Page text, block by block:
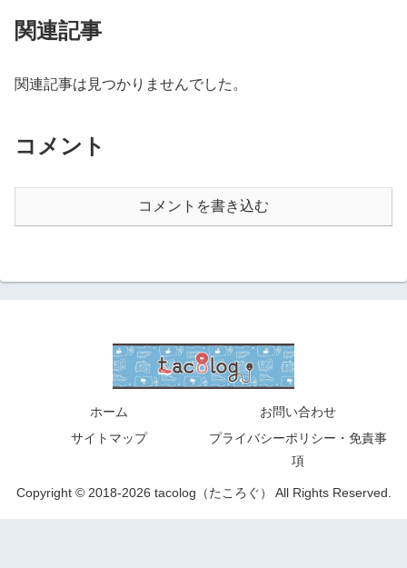
関連記事
関連記事は見つかりませんでした。
コメント
コメントを書き込む
ホーム
お問い合わせ
サイトマップ
プライバシーポリシー・免責事
項
Copyright © 2018-2026 tacolog（たころぐ） All Rights Reserved.